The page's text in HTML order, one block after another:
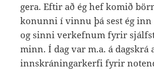
gera. Eftir að ég hef komið
konunni í vinnu þá sest ég
og sinni verkefnum fyrir
minn. Í dag var m.a. á dagskrá
innskráningarkerfi fyrir